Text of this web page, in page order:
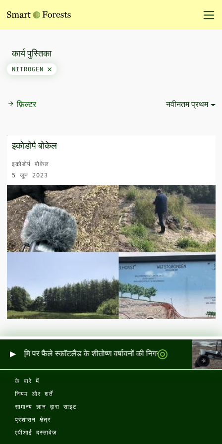
फ़िल्टर नवीनतम प्रथम
कार्य पुस्तिका
NITROGEN
इकोडोर्प बोकेल
इकोडोर्प बोकेल
5 जून 2023
और भूमि पर फैले स्कॉटलैंड के शीतोष्ण वर्षावनों की निगरानी
के बारे में
नियम और शर्तें
सामान्य ज्ञान द्वारा साइट
प्रशासन क्षेत्र
एपीआई दस्तावेज़